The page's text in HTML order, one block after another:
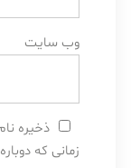
وب‌ سایت
ذخیره
زمانی که